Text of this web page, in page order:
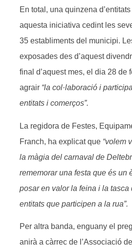
En total, una quinzena
aquesta iniciativa cedint les
35 establiments del municipi.
exposades des d’aquest
final d’aquest mes, el dia 28 de
agrair “la col·laboració i
entitats i comerços”.
La regidora de Festes,
Franch, ha explicat que “volem
la màgia del carnaval de
rememorar una festa que és un
posar en valor la feina i la tasca
entitats que participen a la rua”.
Per altra banda, enguany el
anirà a càrrec de l’Associació